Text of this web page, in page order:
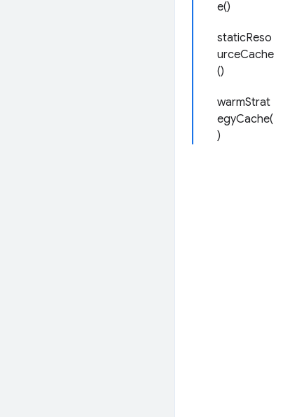
e()
staticReso
urceCache
()
warmStrat
egyCache(
)